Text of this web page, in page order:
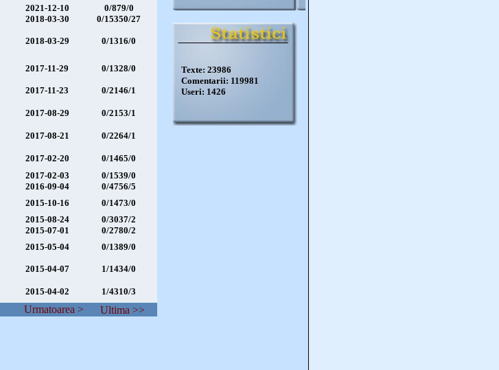
2021-12-10
0/879/0
2018-03-30 0/15350/27
2018-03-29 0/1316/0
2017-11-29 0/1328/0
2017-11-23 0/2146/1
2017-08-29 0/2153/1
2017-08-21 0/2264/1
2017-02-20
0/1465/0
2017-02-03
0/1539/0
2016-09-04
0/4756/5
2015-10-16
0/1473/0
2015-08-24
0/3037/2
2015-07-01
0/2780/2
2015-05-04 0/1389/0
2015-04-07 1/1434/0
2015-04-02
1/4310/3
Urmatoarea > Ultima >>
Texte: 23986
Comentarii: 119981
Useri: 1426